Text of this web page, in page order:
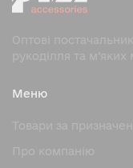
Оптові
рукоділля та м’яких
Меню
Товари за
Про компанію